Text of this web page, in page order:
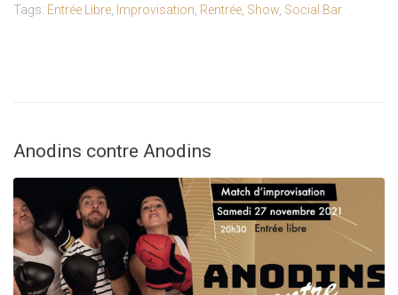
Tags: Entrée Libre Improvisation Rentrée Show Social Bar
Anodins contre Anodins